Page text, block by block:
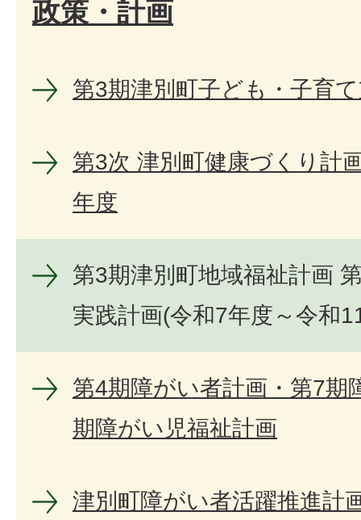
政策・計画
第3期津別町子ども・子育
第3次 津別町健康づくり計
年度
第3期津別町地域福祉計画
実践計画(令和7年度～令和
第4期障がい者計画・第7期
期障がい児福祉計画
津別町障がい者活躍推進計